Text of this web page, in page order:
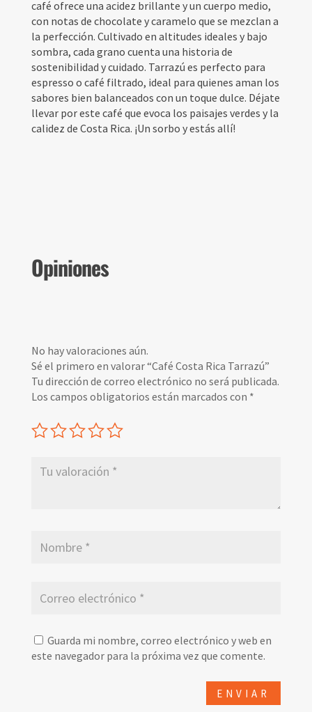
café ofrece una acidez brillante y un cuerpo medio,
con notas de chocolate y caramelo que se mezclan a
la perfección. Cultivado en altitudes ideales y bajo
sombra, cada grano cuenta una historia de
sostenibilidad y cuidado. Tarrazú es perfecto para
espresso o café filtrado, ideal para quienes aman los
sabores bien balanceados con un toque dulce. Déjate
llevar por este café que evoca los paisajes verdes y la
calidez de Costa Rica. ¡Un sorbo y estás allí!
Opiniones
No hay valoraciones aún.
Sé el primero en valorar “Café Costa Rica Tarrazú”
Tu dirección de correo electrónico no será publicada.
Los campos obligatorios están marcados con *
Guarda mi nombre, correo electrónico y web en
este navegador para la próxima vez que comente.